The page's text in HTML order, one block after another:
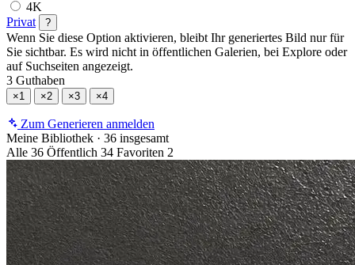
4K
Privat
?
Wenn Sie diese Option aktivieren, bleibt Ihr generiertes Bild nur für
Sie sichtbar. Es wird nicht in öffentlichen Galerien, bei Explore oder
auf Suchseiten angezeigt.
3 Guthaben
×1 ×2 ×3 ×4
Zum Generieren anmelden
Meine Bibliothek · 36 insgesamt
Alle 36 Öffentlich 34 Favoriten 2